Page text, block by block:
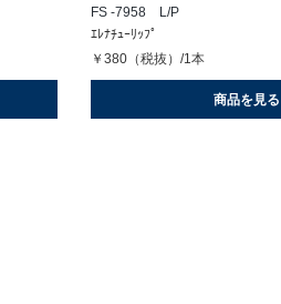
FS -7958 L/P
ｴﾚﾅﾁｭｰﾘｯﾌﾟ
￥380（税抜）/1本
商品を見る